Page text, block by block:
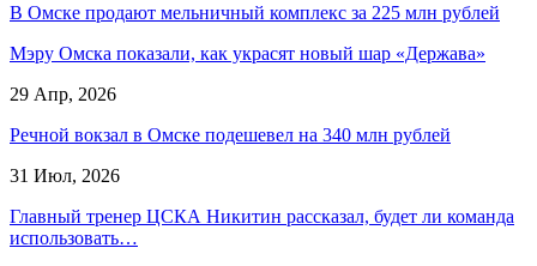
В Омске продают мельничный комплекс за 225 млн рублей
Мэру Омска показали, как украсят новый шар «Держава»
29 Апр, 2026
Речной вокзал в Омске подешевел на 340 млн рублей
31 Июл, 2026
Главный тренер ЦСКА Никитин рассказал, будет ли команда
использовать…